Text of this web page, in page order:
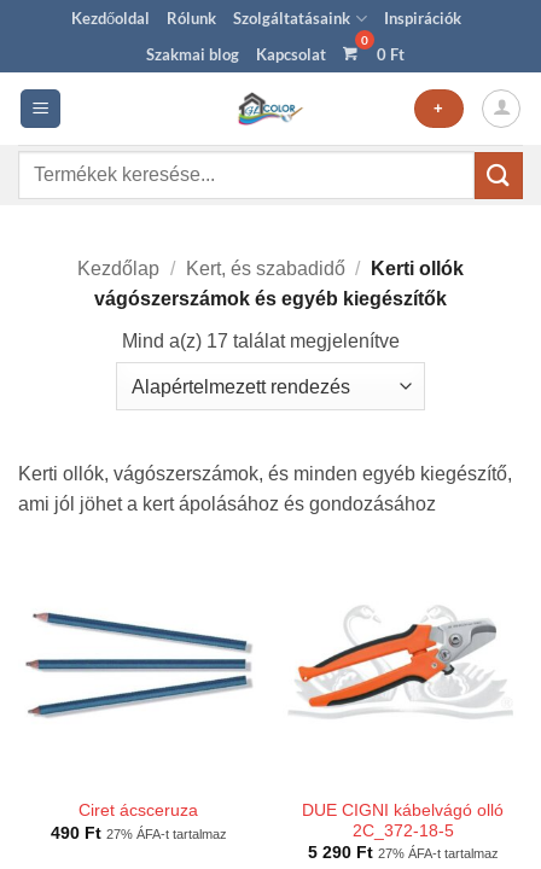
content
Kezdőoldal Rólunk Szolgáltatásaink
Inspirációk
Szakmai blog
Kapcsolat 0 Ft
+
Keresés
Kezdőlap / Kert, és szabadidő /
Kerti ollók
vágószerszámok és egyéb kiegészítők
Mind a(z) 17 találat megjelenítve
Kerti ollók, vágószerszámok, és minden egyéb kiegészítő,
ami jól jöhet a kert ápolásához és gondozásához
Ciret ácsceruza
490 Ft 27% ÁFA-t tartalmaz
DUE CIGNI kábelvágó olló
2C_372-18-5
5 290 Ft 27% ÁFA-t tartalmaz